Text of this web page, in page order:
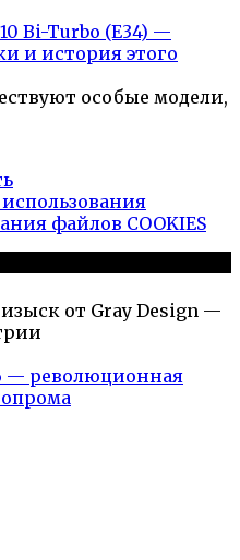
Bi-Turbo (E34) —
и история этого
особые модели,
файлов COOKIES
от Gray Design —
— революционная